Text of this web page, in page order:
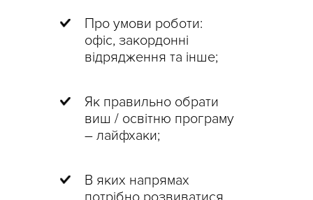
Про умови роботи:
офіс, закордонні
відрядження та інше;
Як правильно обрати
виш / освітню програму
– лайфхаки;
В яких напрямах